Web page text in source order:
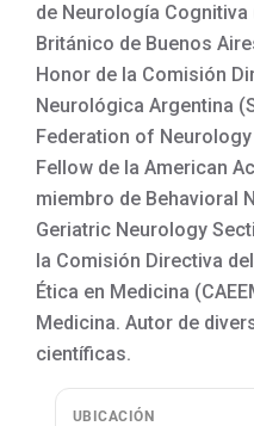
de Neurología Cognitiva
Británico de Buenos
Honor de la Comisión
Neurológica Argentina
Federation of
Fellow de la American
miembro de Behavioral
Geriatric Neurology
la Comisión Directiva
Ética en Medicina
Medicina. Autor de
científicas.
UBICACIÓN